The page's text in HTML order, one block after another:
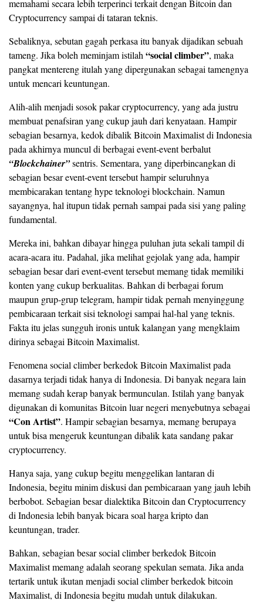
memahami secara lebih terperinci terkait dengan Bitcoin dan
Cryptocurrency sampai di tataran teknis.
Sebaliknya, sebutan gagah perkasa itu banyak dijadikan sebuah
tameng. Jika boleh meminjam istilah “social climber”, maka
pangkat mentereng itulah yang dipergunakan sebagai tamengnya
untuk mencari keuntungan.
Alih-alih menjadi sosok pakar cryptocurrency, yang ada justru
membuat penafsiran yang cukup jauh dari kenyataan. Hampir
sebagian besarnya, kedok dibalik Bitcoin Maximalist di Indonesia
pada akhirnya muncul di berbagai event-event berbalut
“Blockchainer”sentris. Sementara, yang diperbincangkan di
sebagian besar event-event tersebut hampir seluruhnya
membicarakan tentang hype teknologi blockchain. Namun
sayangnya, hal itupun tidak pernah sampai pada sisi yang paling
fundamental.
Mereka ini, bahkan dibayar hingga puluhan juta sekali tampil di
acara-acara itu. Padahal, jika melihat gejolak yang ada, hampir
sebagian besar dari event-event tersebut memang tidak memiliki
konten yang cukup berkualitas. Bahkan di berbagai forum
maupun grup-grup telegram, hampir tidak pernah menyinggung
pembicaraan terkait sisi teknologi sampai hal-hal yang teknis.
Fakta itu jelas sungguh ironis untuk kalangan yang mengklaim
dirinya sebagai Bitcoin Maximalist.
Fenomena social climber berkedok Bitcoin Maximalist pada
dasarnya terjadi tidak hanya di Indonesia. Di banyak negara lain
memang sudah kerap banyak bermunculan. Istilah yang banyak
digunakan di komunitas Bitcoin luar negeri menyebutnya sebagai
“Con Artist”. Hampir sebagian besarnya, memang berupaya
untuk bisa mengeruk keuntungan dibalik kata sandang pakar
cryptocurrency.
Hanya saja, yang cukup begitu menggelikan lantaran di
Indonesia, begitu minim diskusi dan pembicaraan yang jauh lebih
berbobot. Sebagian besar dialektika Bitcoin dan Cryptocurrency
di Indonesia lebih banyak bicara soal harga kripto dan
keuntungan, trader.
Bahkan, sebagian besar social climber berkedok Bitcoin
Maximalist memang adalah seorang spekulan semata. Jika anda
tertarik untuk ikutan menjadi social climber berkedok bitcoin
Maximalist, di Indonesia begitu mudah untuk dilakukan.